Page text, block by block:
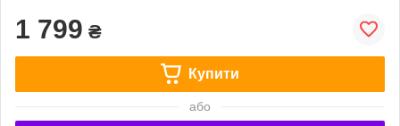
1 799 ₴
Купити
або